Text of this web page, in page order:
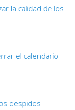
la calidad de los
el calendario
despidos